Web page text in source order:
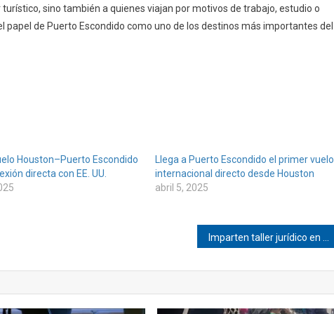
sino también a quienes viajan por motivos de trabajo, estudio o
de Puerto Escondido como uno de los destinos más importantes del
Houston–Puerto Escondido
directa con EE. UU.
Llega a Puerto Escondido el primer vuelo
internacional directo desde Houston
abril 5, 2025